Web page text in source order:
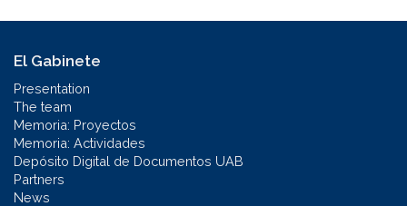
El Gabinete
Presentation
The team
Memoria: Proyectos
Memoria: Actividades
Depósito Digital de Documentos UAB
Partners
News